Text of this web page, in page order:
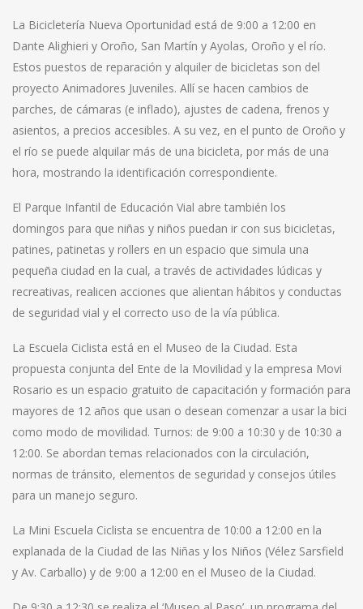
La Bicicletería Nueva Oportunidad está de 9:00 a 12:00 en
Dante Alighieri y Oroño, San Martín y Ayolas, Oroño y el río.
Estos puestos de reparación y alquiler de bicicletas son del
proyecto Animadores Juveniles. Allí se hacen cambios de
parches, de cámaras (e inflado), ajustes de cadena, frenos y
asientos, a precios accesibles. A su vez, en el punto de Oroño y
el río se puede alquilar más de una bicicleta, por más de una
hora, mostrando la identificación correspondiente.
El Parque Infantil de Educación Vial abre también los
domingos para que niñas y niños puedan ir con sus bicicletas,
patines, patinetas y rollers en un espacio que simula una
pequeña ciudad en la cual, a través de actividades lúdicas y
recreativas, realicen acciones que alientan hábitos y conductas
de seguridad vial y el correcto uso de la vía pública.
La Escuela Ciclista está en el Museo de la Ciudad. Esta
propuesta conjunta del Ente de la Movilidad y la empresa Movi
Rosario es un espacio gratuito de capacitación y formación para
mayores de 12 años que usan o desean comenzar a usar la bici
como modo de movilidad. Turnos: de 9:00 a 10:30 y de 10:30 a
12:00. Se abordan temas relacionados con la circulación,
normas de tránsito, elementos de seguridad y consejos útiles
para un manejo seguro.
La Mini Escuela Ciclista se encuentra de 10:00 a 12:00 en la
explanada de la Ciudad de las Niñas y los Niños (Vélez Sarsfield
y Av. Carballo) y de 9:00 a 12:00 en el Museo de la Ciudad.